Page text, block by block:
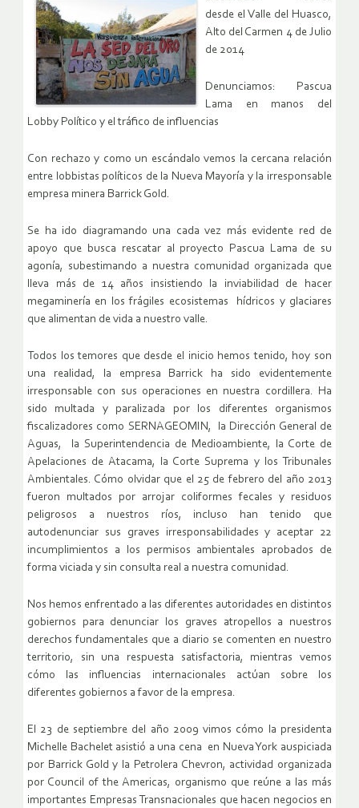
desde el Valle del Huasco,
Alto del Carmen 4 de Julio
de 2014
Denunciamos: Pascua
Lama en manos del
Lobby Político y el tráfico de influencias
Con rechazo y como un escándalo vemos la cercana relación
entre lobbistas políticos de la Nueva Mayoría y la irresponsable
empresa minera Barrick Gold.
Se ha ido diagramando una cada vez más evidente red de
apoyo que busca rescatar al proyecto Pascua Lama de su
agonía, subestimando a nuestra comunidad organizada que
lleva más de 14 años insistiendo la inviabilidad de hacer
megaminería en los frágiles ecosistemas hídricos y glaciares
que alimentan de vida a nuestro valle.
Todos los temores que desde el inicio hemos tenido, hoy son
una realidad, la empresa Barrick ha sido evidentemente
irresponsable con sus operaciones en nuestra cordillera. Ha
sido multada y paralizada por los diferentes organismos
fiscalizadores como SERNAGEOMIN, la Dirección General de
Aguas, la Superintendencia de Medioambiente, la Corte de
Apelaciones de Atacama, la Corte Suprema y los Tribunales
Ambientales. Cómo olvidar que el 25 de febrero del año 2013
fueron multados por arrojar coliformes fecales y residuos
peligrosos a nuestros ríos, incluso han tenido que
autodenunciar sus graves irresponsabilidades y aceptar 22
incumplimientos a los permisos ambientales aprobados de
forma viciada y sin consulta real a nuestra comunidad.
Nos hemos enfrentado a las diferentes autoridades en distintos
gobiernos para denunciar los graves atropellos a nuestros
derechos fundamentales que a diario se comenten en nuestro
territorio, sin una respuesta satisfactoria, mientras vemos
cómo las influencias internacionales actúan sobre los
diferentes gobiernos a favor de la empresa.
El 23 de septiembre del año 2009 vimos cómo la presidenta
Michelle Bachelet asistió a una cena en Nueva York auspiciada
por Barrick Gold y la Petrolera Chevron, actividad organizada
por Council of the Americas, organismo que reúne a las más
importantes Empresas Transnacionales que hacen negocios en